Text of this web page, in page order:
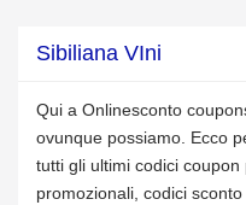
Sibiliana VIni
Qui a Onlinesconto
ovunque possiamo. Ecco
tutti gli ultimi codici
promozionali, codici